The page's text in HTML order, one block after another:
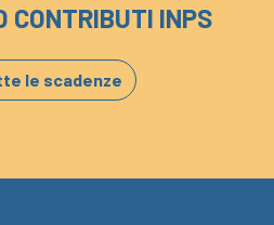
CONTRIBUTI INPS
le scadenze